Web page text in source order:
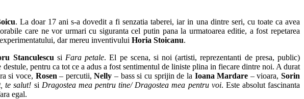
. La doar 17 ani s-a dovedit a fi senzatia taberei, iar in una dintre seri, cu toate ca avea
care ne vor urmari cu siguranta cel putin pana la urmatoarea editie, a fost repetarea
dar mereu inventivului Horia Stoicanu.
Stanculescu si Fara petale. El pe scena, si noi (artisti, reprezentanti de presa, public)
pentru ca tot ce a adus a fost sentimentul de liniste plina in fiecare dintre noi. A durat
si voce, Rosen – percutii,Nelly – bass si cu sprijin de la Ioana Mardare – vioara,Sorin
te salut! si Dragostea mea pentru tine/ Dragostea mea pentru voi. Este absolut fascinanta
egal.